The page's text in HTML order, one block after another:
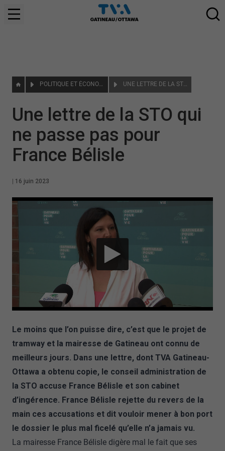
POLITIQUE ET ÉCONOMIE UNE LETTRE DE LA STO QUI NE PASSE PAS POUR FRANCE BÉLISLE
Une lettre de la STO qui
ne passe pas pour
France Bélisle
16 juin 2023
Le moins que l’on puisse dire, c’est que le projet de
tramway et la mairesse de Gatineau ont connu de
meilleurs jours. Dans une lettre, dont TVA Gatineau-
Ottawa a obtenu copie, le conseil administration de
la STO accuse France Bélisle et son cabinet
d’ingérence. France Bélisle rejette du revers de la
main ces accusations et dit vouloir mener à bon port
le dossier le plus mal ficelé qu’elle n’a jamais vu.
La mairesse France Bélisle digère mal le fait que ses